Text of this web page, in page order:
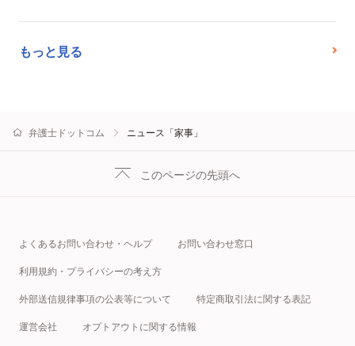
もっと見る
弁護士ドットコム ニュース「家事」
このページの先頭へ
よくあるお問い合わせ・ヘルプ お問い合わせ窓口
利用規約・プライバシーの考え方
外部送信規律事項の公表等について 特定商取引法に関する表記
運営会社 オプトアウトに関する情報